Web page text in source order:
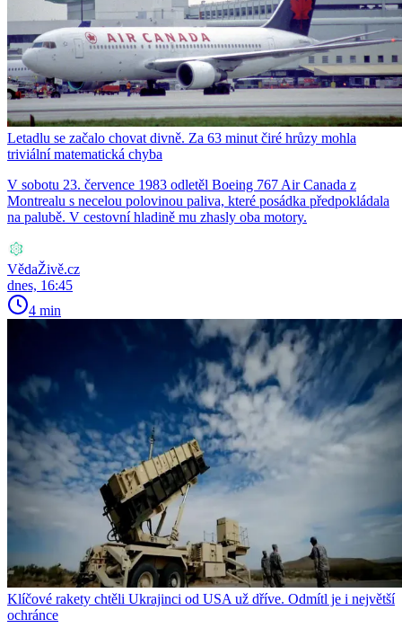
Letadlu se začalo chovat divně. Za 63 minut čiré hrůzy mohla
triviální matematická chyba
V sobotu 23. července 1983 odletěl Boeing 767 Air Canada z
Montrealu s necelou polovinou paliva, které posádka předpokládala
na palubě. V cestovní hladině mu zhasly oba motory.
VědaŽivě.cz
dnes, 16:45
4 min
Klíčové rakety chtěli Ukrajinci od USA už dříve. Odmítl je i největší
ochránce